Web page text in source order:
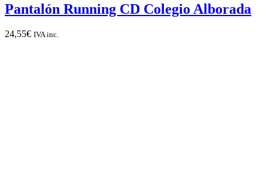
Pantalón Running CD Colegio Alborada
24,55€ IVA inc.